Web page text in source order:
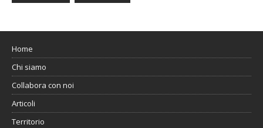
Home
Chi siamo
Collabora con noi
Articoli
Territorio